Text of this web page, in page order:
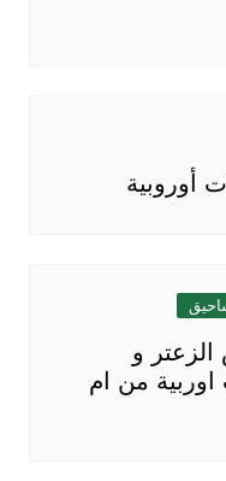
أوروبية
الزعتر و
اوربية من ام